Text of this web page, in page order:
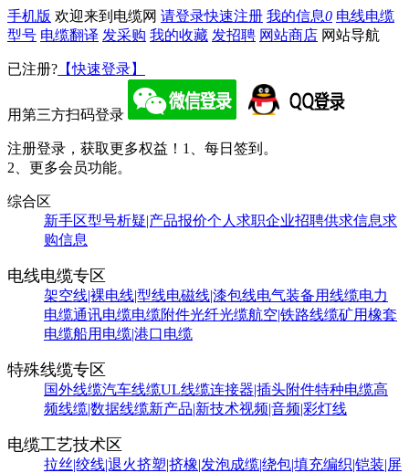
手机版 欢迎来到电缆网 请登录快速注册 我的信息0 电线电缆
型号 电缆翻译 发采购 我的收藏 发招聘 网站商店 网站导航
已注册? 【快速登录】
用第三方扫码登录
注册登录，获取更多权益！ 1、每日签到。
2、更多会员功能。
综合区
新手区型号析疑|产品报价个人求职企业招聘供求信息求
购信息
电线电缆专区
架空线|裸电线|型线电磁线|漆包线电气装备用线缆电力
电缆通讯电缆电缆附件光纤光缆航空|铁路线缆矿用橡套
电缆船用电缆|港口电缆
特殊线缆专区
国外线缆汽车线缆UL线缆连接器|插头附件特种电缆高
频线缆|数据线缆新产品|新技术视频|音频|彩灯线
电缆工艺技术区
拉丝|绞线|退火挤塑|挤橡|发泡成缆|绕包|填充编织|铠装|屏